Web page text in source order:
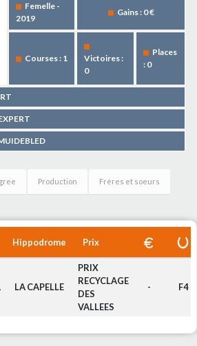
Femelle -
2019
Gains : 0 €
Courses : 1
Victoires :
0
Places
: 0
Production Frères et soeurs
Hippodrome Prix
LA CAPELLE
PRIX
RECYCLAGE
DES
VALLEES
- F4